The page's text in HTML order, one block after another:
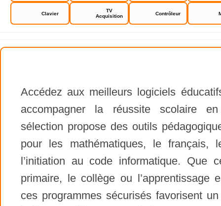
Clavier
TV
Acquisition
Contrôleur
Accédez aux meilleurs logiciels
accompagner la réussite scolaire
sélection propose des outils
pour les mathématiques, le français,
l’initiation au code informatique. Que
primaire, le collège ou l’apprentissage
ces programmes sécurisés favorisent